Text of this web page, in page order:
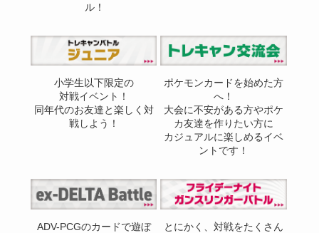
ル！
小学生以下限定の
対戦イベント！
同年代のお友達と楽しく対
戦しよう！
ポケモンカードを始めた方
へ！
大会に不安がある方やポケ
カ友達を作りたい方に
カジュアルに楽しめるイベ
ントです！
ADV-PCGのカードで遊ぼ
とにかく、対戦をたくさん